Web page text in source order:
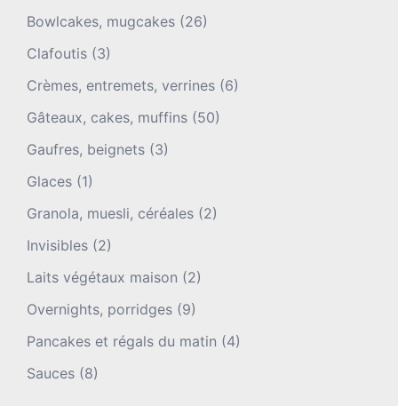
Bowlcakes, mugcakes (26)
Clafoutis (3)
Crèmes, entremets, verrines (6)
Gâteaux, cakes, muffins (50)
Gaufres, beignets (3)
Glaces (1)
Granola, muesli, céréales (2)
Invisibles (2)
Laits végétaux maison (2)
Overnights, porridges (9)
Pancakes et régals du matin (4)
Sauces (8)